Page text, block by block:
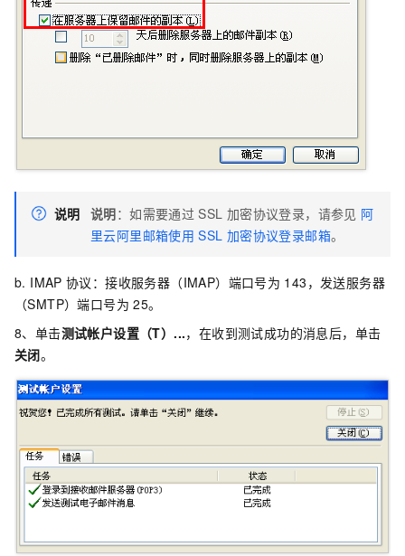
说明 说明：如需要通过 SSL 加密协议登录，请参见 阿
里云阿里邮箱使用 SSL 加密协议登录邮箱。
b. IMAP 协议：接收服务器（IMAP）端口号为 143，发送服务器
（SMTP）端口号为 25。
8、单击测试帐户设置（T）...，在收到测试成功的消息后，单击
关闭。